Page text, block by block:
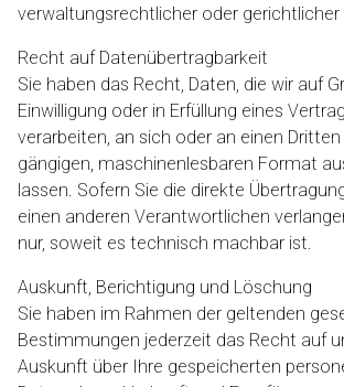
verwaltungsrechtlicher oder gerichtlicher
Recht auf Daten­übertrag­barkeit
Sie haben das Recht, Daten, die wir auf
Einwilligung oder in Erfüllung eines
verarbeiten, an sich oder an einen
gängigen, maschinenlesbaren Format
lassen. Sofern Sie die direkte
einen anderen Verantwortlichen
nur, soweit es technisch machbar ist.
Auskunft, Berichtigung und Löschung
Sie haben im Rahmen der geltenden
Bestimmungen jederzeit das Recht auf
Auskunft über Ihre gespeicherten